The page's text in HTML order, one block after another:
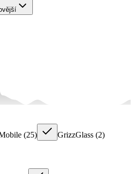
(25) GrizzGlass (2)